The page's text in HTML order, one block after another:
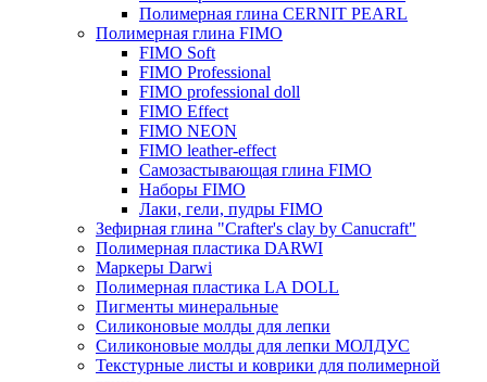
Полимерная глина CERNIT PEARL
Полимерная глина FIMO
FIMO Soft
FIMO Professional
FIMO professional doll
FIMO Effect
FIMO NEON
FIMO leather-effect
Самозастывающая глина FIMO
Наборы FIMO
Лаки, гели, пудры FIMO
Зефирная глина "Crafter's clay by Canucraft"
Полимерная пластика DARWI
Маркеры Darwi
Полимерная пластика LA DOLL
Пигменты минеральные
Силиконовые молды для лепки
Силиконовые молды для лепки МОЛДУС
Текстурные листы и коврики для полимерной